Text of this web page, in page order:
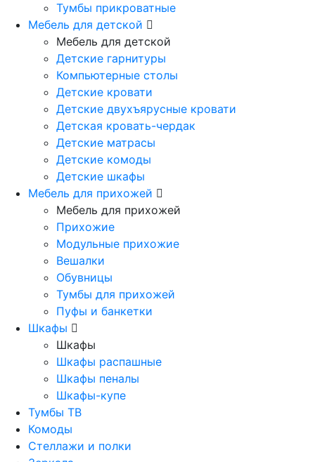
Тумбы прикроватные
Мебель для детской
Мебель для детской
Детские гарнитуры
Компьютерные столы
Детские кровати
Детские двухъярусные кровати
Детская кровать-чердак
Детские матрасы
Детские комоды
Детские шкафы
Мебель для прихожей
Мебель для прихожей
Прихожие
Модульные прихожие
Вешалки
Обувницы
Тумбы для прихожей
Пуфы и банкетки
Шкафы
Шкафы
Шкафы распашные
Шкафы пеналы
Шкафы-купе
Тумбы ТВ
Комоды
Стеллажи и полки